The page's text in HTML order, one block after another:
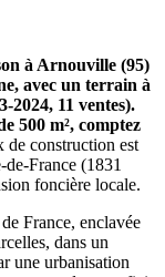
à Arnouville (95)
avec un terrain à
2024, 11 ventes).
500 m², comptez
de construction est
France (1831
foncière locale.
France, enclavée
dans un
une urbanisation